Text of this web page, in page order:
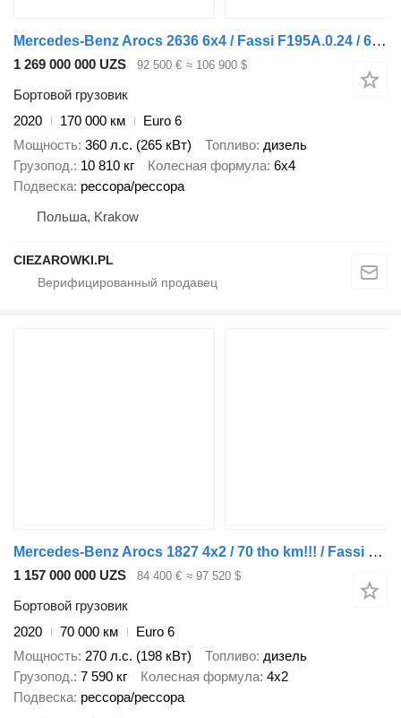
Mercedes-Benz Arocs 2636 6x4 / Fassi F195A.0.24 / 660 MTH / remote control / r
1 269 000 000 UZS 92 500 € ≈ 106 900 $
Бортовой грузовик
2020
170 000 км
Euro 6
Мощность 360 л.с. (265 кВт) Топливо дизель
Грузопод. 10 810 кг Колесная формула 6x4
Подвеска рессора/рессора
Польша, Krakow
CIEZAROWKI.PL
Mercedes-Benz Arocs 1827 4x2 / 70 tho km!!! / Fassi F135A.0.22 crane / remote
1 157 000 000 UZS 84 400 € ≈ 97 520 $
Бортовой грузовик
2020
70 000 км
Euro 6
Мощность 270 л.с. (198 кВт) Топливо дизель
Грузопод. 7 590 кг Колесная формула 4x2
Подвеска рессора/рессора